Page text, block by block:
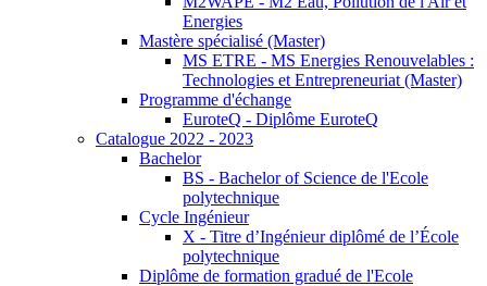
Energies
Mastère spécialisé (Master)
MS ETRE - MS Energies Renouvelables :
Technologies et Entrepreneuriat (Master)
Programme d'échange
EuroteQ - Diplôme EuroteQ
Catalogue 2022 - 2023
Bachelor
BS - Bachelor of Science de l'Ecole
polytechnique
Cycle Ingénieur
X - Titre d’Ingénieur diplômé de l’École
polytechnique
Diplôme de formation gradué de l'Ecole